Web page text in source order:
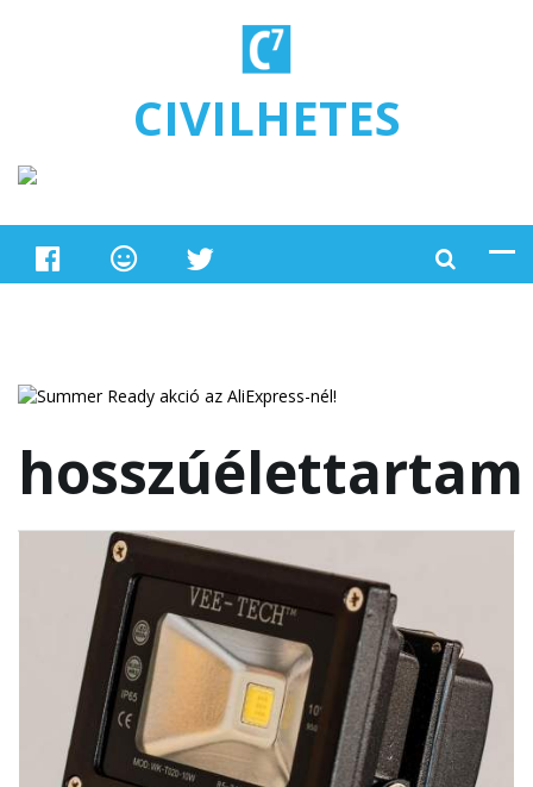
CIVILHETES
hosszúélettartam